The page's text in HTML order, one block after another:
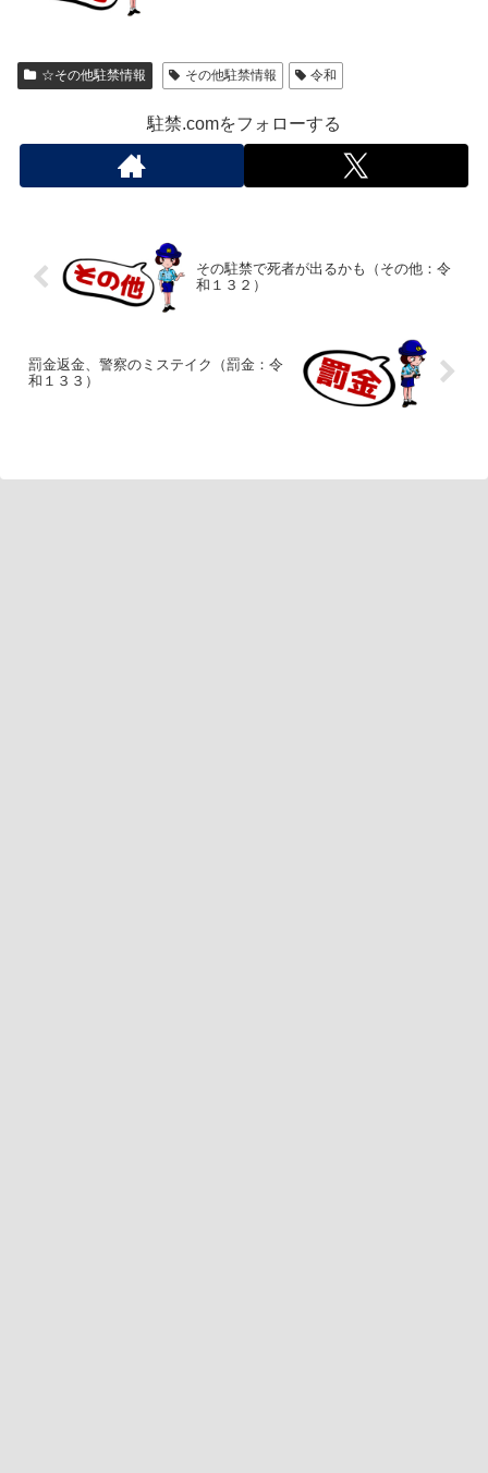
☆その他駐禁情報 その他駐禁情報 令和
駐禁.comをフォローする
その駐禁で死者が出るかも（その他：令
和１３２）
罰金返金、警察のミステイク（罰金：令
和１３３）